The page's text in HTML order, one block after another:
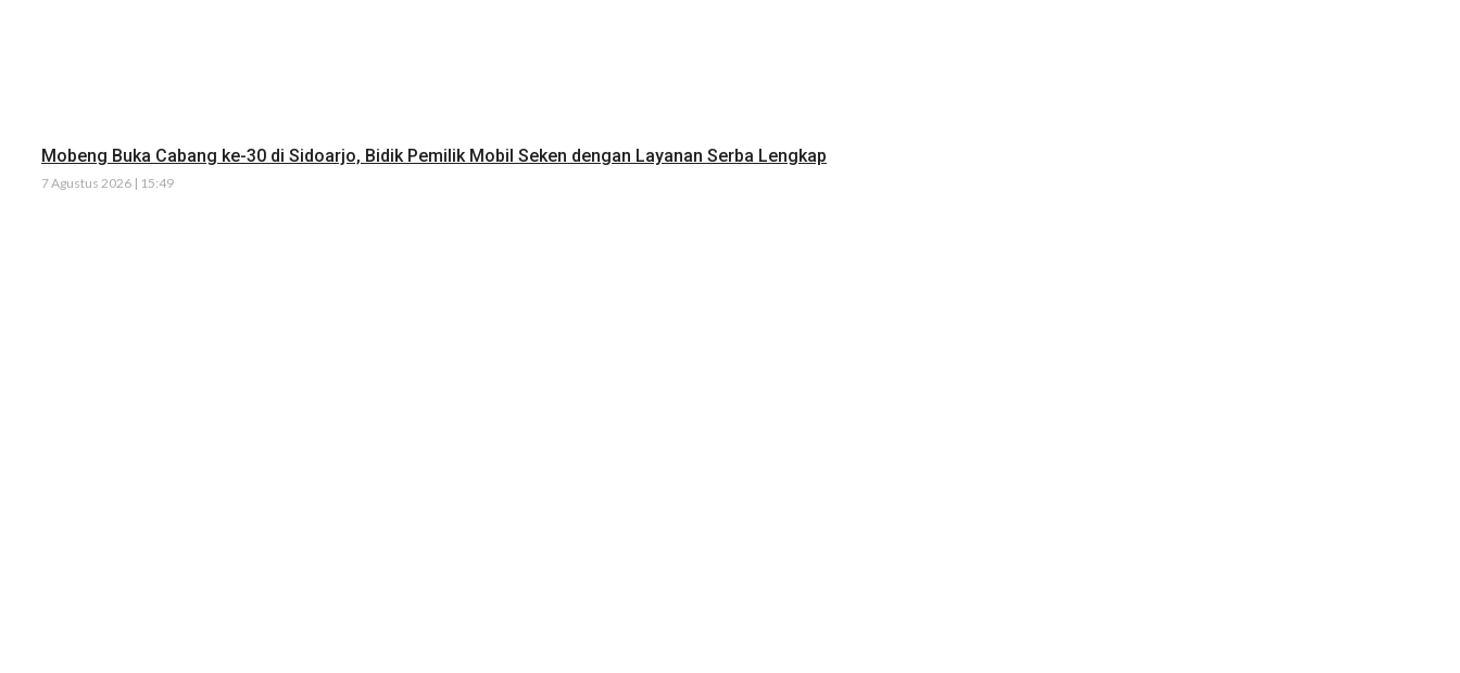
Mobeng Buka Cabang ke-30 di Sidoarjo, Bidik Pemilik Mobil Seken dengan Layanan Serba Lengkap
7 Agustus 2026 | 15:49